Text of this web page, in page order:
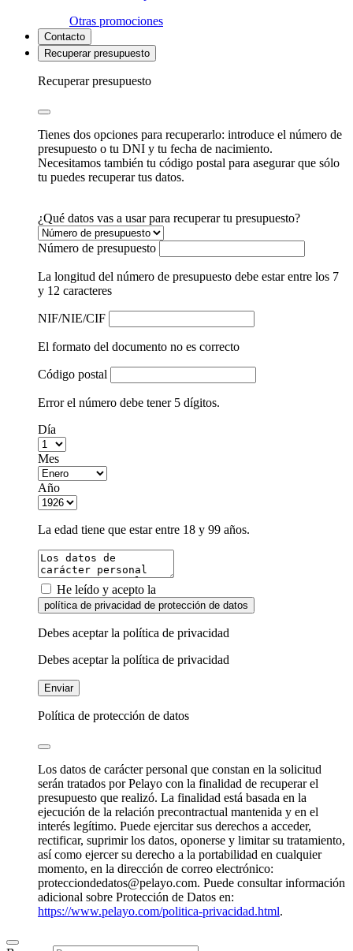
Otras promociones
Contacto
Recuperar presupuesto
Recuperar presupuesto
Tienes dos opciones para recuperarlo: introduce el número de
presupuesto o tu DNI y tu fecha de nacimiento.
Necesitamos también tu código postal para asegurar que sólo
tu puedes recuperar tus datos.
¿Qué datos vas a usar para recuperar tu presupuesto?
Número de presupuesto
La longitud del número de presupuesto debe estar entre los 7
y 12 caracteres
NIF/NIE/CIF
El formato del documento no es correcto
Código postal
Error el número debe tener 5 dígitos.
Día
Mes
Año
La edad tiene que estar entre 18 y 99 años.
He leído y acepto la
política de privacidad de protección de datos
Debes aceptar la política de privacidad
Debes aceptar la política de privacidad
Enviar
Política de protección de datos
Los datos de carácter personal que constan en la solicitud
serán tratados por Pelayo con la finalidad de recuperar el
presupuesto que realizó. La finalidad está basada en la
ejecución de la relación precontractual mantenida y en el
interés legítimo. Puede ejercitar sus derechos a acceder,
rectificar, suprimir los datos, oponerse y limitar su tratamiento,
así como ejercer su derecho a la portabilidad en cualquier
momento, en la dirección de correo electrónico:
protecciondedatos@pelayo.com. Puede consultar información
adicional sobre Protección de Datos en:
https://www.pelayo.com/politica-privacidad.html.